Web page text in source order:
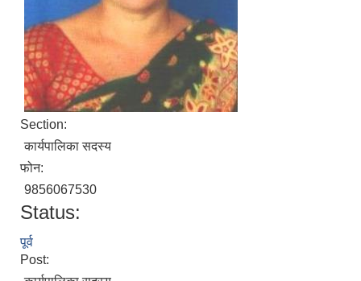
Section:
कार्यपालिका सदस्य
फोन:
9856067530
Status:
पूर्व
Post: